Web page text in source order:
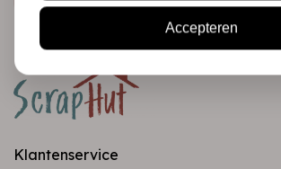
Klantenservice
Accepteren